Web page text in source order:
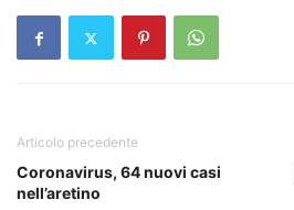
Articolo precedente
Coronavirus, 64 nuovi casi
nell’aretino